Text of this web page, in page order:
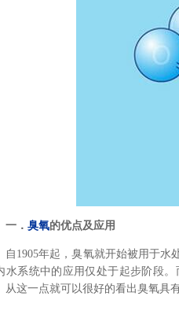
一． 臭氧的优点及应用
自1905年起，臭氧就开始被用于
水系统中的应用仅处于起步阶段
从这一点就可以很好的看出臭氧具